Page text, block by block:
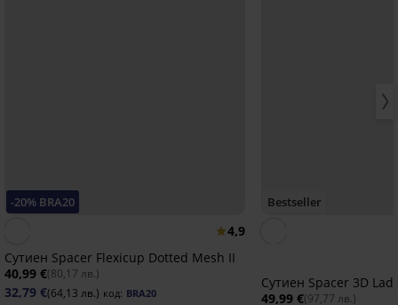
-20% BRA20
4,9
Сутиен Spacer Flexicup Dotted Mesh II
40,99 €(80,17 лв.)
32,79 €(64,13 лв.) код: BRA20
Bestseller
Сутиен Spacer 3D
49,99 €(97,77 лв.)